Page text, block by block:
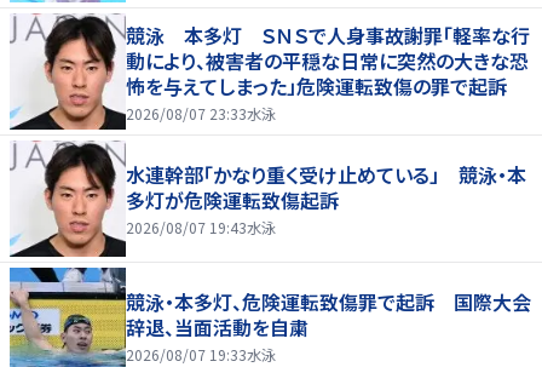
競泳 本多灯 ＳＮＳで人身事故謝罪「軽率な行
動により、被害者の平穏な日常に突然の大きな恐
怖を与えてしまった」危険運転致傷の罪で起訴
2026/08/07 23:33水泳
水連幹部「かなり重く受け止めている」 競泳・本
多灯が危険運転致傷起訴
2026/08/07 19:43水泳
競泳・本多灯、危険運転致傷罪で起訴 国際大会
辞退、当面活動を自粛
2026/08/07 19:33水泳